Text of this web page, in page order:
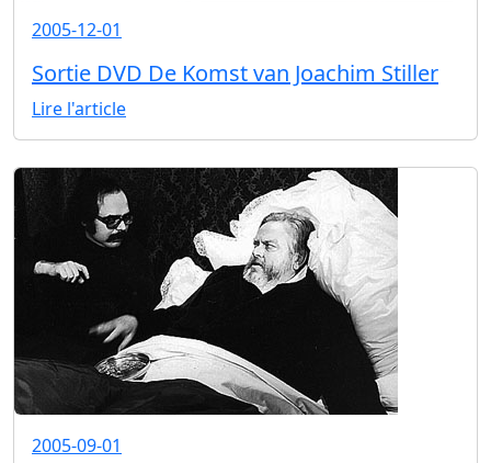
2005-12-01
Sortie DVD De Komst van Joachim Stiller
Lire l'article
2005-09-01